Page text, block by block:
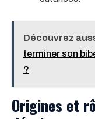
Découvrez
terminer son
?
Origines et